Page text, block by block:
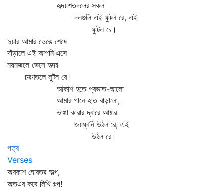
হৃদয়শতদলের সকল
দলগুলি এই ফুটল রে, এই
ফুটল রে।
দুয়ার আমার ভেঙে শেষে
দাঁড়ালে এই আপনি এসে
নয়নজলে ভেসে হৃদয়
চরণতলে লুটল রে।
আকাশ হতে প্রভাত-আলো
আমার পানে হাত বাড়ালো,
ভাঙা কারার দ্বারে আমার
জয়ধ্বনি উঠল রে, এই
উঠল রে।
পত্র
Verses
অবকাশ ঘোরতর অল্প,
অতএব কবে লিখি গল্প!